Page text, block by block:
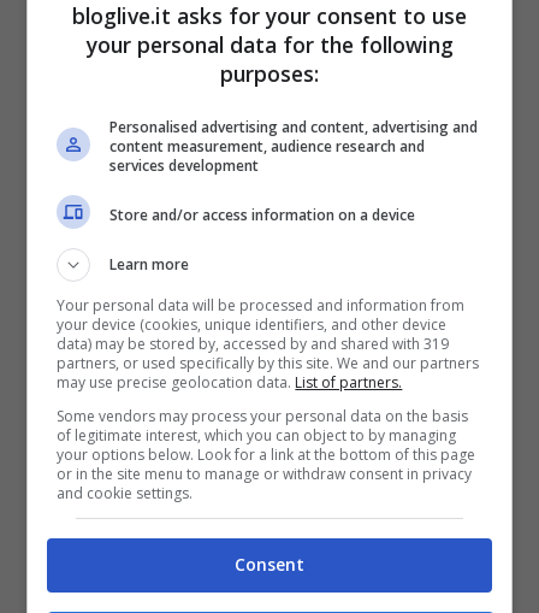
Il fortunato èJames Coyle, steward di 56
anni fa. I due si sposeranno nella cappella
privata racchiusa nella tenuta che il Lord
ha nel Devon. Si tratta di un evento
indubbiamente storico, tanto più a margine
della rottura di ogni protocollo che la
famiglia ha già fatto accogliendo in casa la
borghese Kate Middleton, sposata con il
principe William, e l’attrice Megan, ora
moglie del principe Harry.
bloglive.it asks for your consent to use
your personal data for the following
purposes:
Personalised advertising and content, advertising and
content measurement, audience research and
services development
Store and/or access information on a device
Learn more
Your personal data will be processed and information from
your device (cookies, unique identifiers, and other device
data) may be stored by, accessed by and shared with 319
partners, or used specifically by this site. We and our partners
may use precise geolocation data. List of partners.
Some vendors may process your personal data on the basis
of legitimate interest, which you can object to by managing
your options below. Look for a link at the bottom of this page
or in the site menu to manage or withdraw consent in privacy
and cookie settings.
Consent